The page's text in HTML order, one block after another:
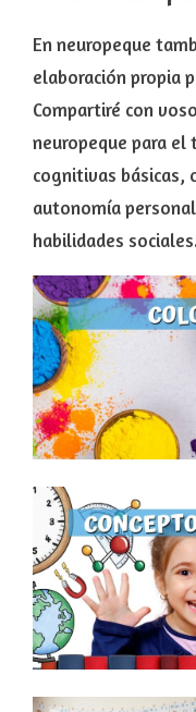
En neuropeque
elaboración propia
Compartiré con
neuropeque para el
cognitivas básicas,
autonomía
habilidades sociales.